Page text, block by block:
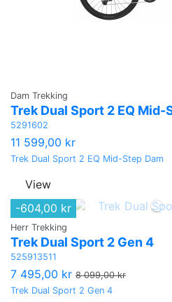
Dam Trekking
Trek Dual Sport 2 EQ Mid-
5291602
11 599,00 kr
Trek Dual Sport 2 EQ Mid-Step Dam
View
-604,00 kr
Herr Trekking
Trek Dual Sport 2 Gen 4
525913511
7 495,00 kr 8 099,00 kr
Trek Dual Sport 2 Gen 4